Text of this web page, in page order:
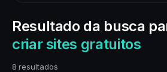
Resultado da busca
criar sites gratuitos
8 resultados